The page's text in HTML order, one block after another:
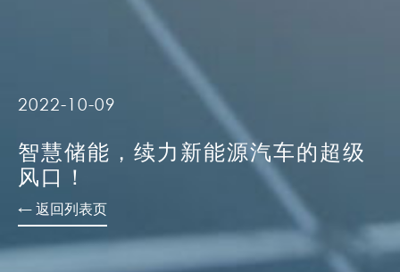
2022-10-09
智慧储能，续力新能源汽车的超级
风口！
← 返回列表页